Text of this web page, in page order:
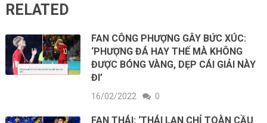
RELATED
FAN CÔNG PHƯỢNG GÂY BỨC XÚC:
‘PHƯỢNG ĐÁ HAY THẾ MÀ KHÔNG
ĐƯỢC BÓNG VÀNG, DẸP CÁI GIẢI NÀY
ĐI’
16/02/2022 0
FAN THÁI: ‘THÁI LAN CHỈ TOÀN CẦU